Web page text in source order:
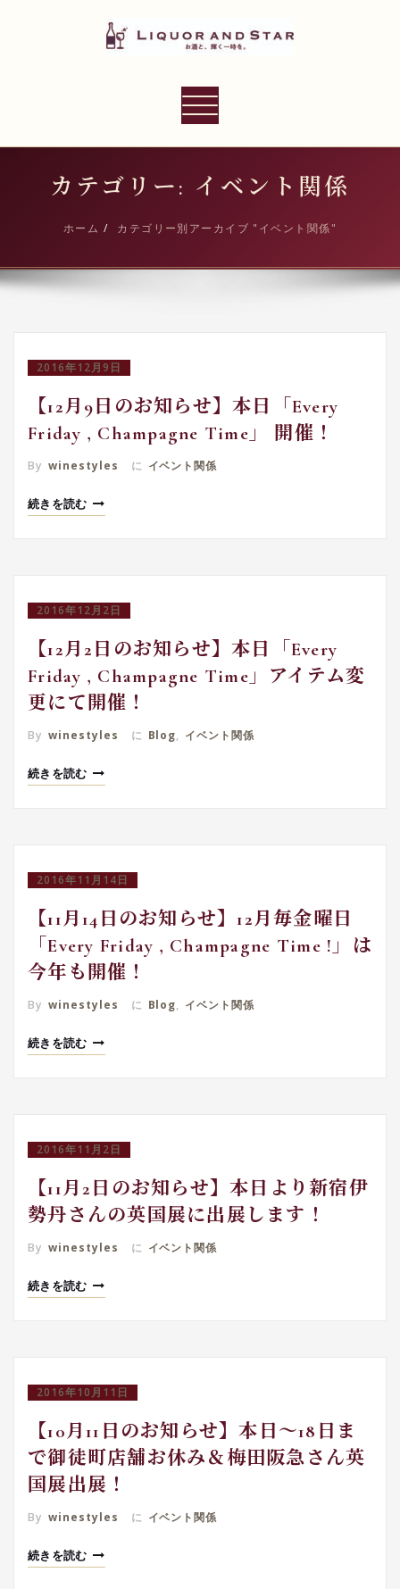
プ
LIQUOR AND STAR
ナ
ー
ョ
切
カテゴリー: イベント関係
ホーム カテゴリー別アーカイブ "イベント関係"
2016年12月9日
【12月9日のお知らせ】本日「Every
Friday , Champagne Time」 開催！
By winestyles に イベント関係
続きを読む
2016年12月2日
【12月2日のお知らせ】本日「Every
Friday , Champagne Time」アイテム変
更にて開催！
By winestyles に Blog, イベント関係
続きを読む
2016年11月14日
【11月14日のお知らせ】12月毎金曜日
「Every Friday , Champagne Time !」は
今年も開催！
By winestyles に Blog, イベント関係
続きを読む
2016年11月2日
【11月2日のお知らせ】本日より新宿伊
勢丹さんの英国展に出展します！
By winestyles に イベント関係
続きを読む
2016年10月11日
【10月11日のお知らせ】本日～18日ま
で御徒町店舗お休み＆梅田阪急さん英
国展出展！
By winestyles に イベント関係
続きを読む